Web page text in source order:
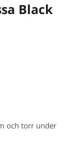
Black
och torr under